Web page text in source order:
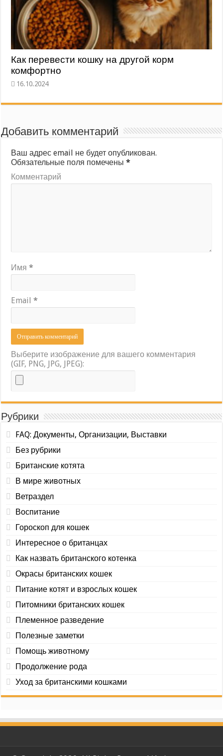
Как перевести кошку на другой корм
комфортно
Добавить комментарий
Ваш адрес email не будет опубликован.
Обязательные поля помечены*
Комментарий
Имя*
Email*
Выберите изображение для вашего комментария
(GIF, PNG, JPG, JPEG):
Рубрики
FAQ: Документы, Организации, Выставки
Без рубрики
Британские котята
В мире животных
Ветраздел
Воспитание
Гороскоп для кошек
Интересное о британцах
Как назвать британского котенка
Окрасы британских кошек
Питание котят и взрослых кошек
Питомники британских кошек
Племенное разведение
Полезные заметки
Помощь животному
Продолжение рода
Уход за британскими кошками